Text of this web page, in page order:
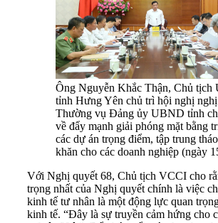
Ông Nguyễn Khắc Thận, Chủ tịch
tỉnh Hưng Yên chủ trì hội nghị
Thường vụ Đảng ủy UBND tỉnh
về đẩy mạnh giải phóng mặt bằng
các dự án trọng điểm, tập trung
khăn cho các doanh nghiệp (ngày
Với Nghị quyết 68, Chủ tịch VCCI cho
trọng nhất của Nghị quyết chính là việc
kinh tế tư nhân là một động lực quan
kinh tế. “Đây là sự truyền cảm hứng cho